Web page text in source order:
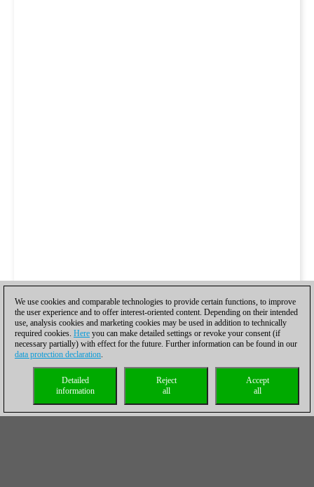
We use cookies and comparable technologies to provide certain functions, to improve
the user experience and to offer interest-oriented content. Depending on their intended
use, analysis cookies and marketing cookies may be used in addition to technically
required cookies. Here you can make detailed settings or revoke your consent (if
necessary partially) with effect for the future. Further information can be found in our
data protection declaration.
Accept
all
Reject
all
Detailed
information